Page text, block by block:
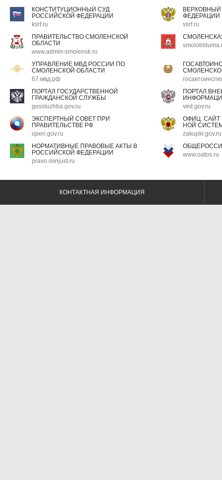
КОНСТИТУЦИОННЫЙ СУД
РОССИЙСКОЙ ФЕДЕРАЦИИ
ksrf.ru
ФЕДЕРАЦИИ
vsrf.ru
ПРАВИТЕЛЬСТВО СМОЛЕНСКОЙ
ОБЛАСТИ
www.admin-smolensk.ru
УПРАВЛЕНИЕ МВД РОССИИ ПО
СМОЛЕНСКОЙ ОБЛАСТИ
67.мвд.рф
ПОРТАЛ ГОСУДАРСТВЕННОЙ
ГРАЖДАНСКОЙ СЛУЖБЫ
gossluzhba.gov.ru
ПОРТАЛ
ved.gov.ru
ЭКСПЕРТНЫЙ СОВЕТ ПРИ
ПРАВИТЕЛЬСТВЕ РФ
open.gov.ru
ОФИЦ.
НОЙ
zakupki.gov.ru
НОРМАТИВНЫЕ ПРАВОВЫЕ АКТЫ В
РОССИЙСКОЙ ФЕДЕРАЦИИ
pravo.minjust.ru
www.oatos.ru
КОНТАКТНАЯ ИНФОРМАЦИЯ